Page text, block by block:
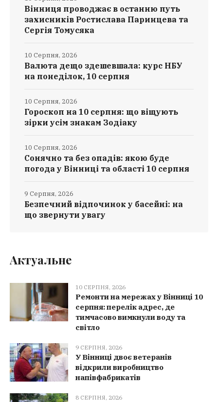
Вінниця проводжає в останню путь
захисників Ростислава Паринцева та
Сергія Томусяка
Валюта дещо здешевшала: курс НБУ
на понеділок, 10 серпня
10 Серпня, 2026
Гороскоп на 10 серпня: що віщують
зірки усім знакам Зодіаку
10 Серпня, 2026
Сонячно та без опадів: якою буде
погода у Вінниці та області 10 серпня
10 Серпня, 2026
Безпечний відпочинок у басейні: на
що звернути увагу
9 Серпня, 2026
Актуальне
10 СЕРПНЯ, 2026
Ремонти на мережах у Вінниці 10
серпня: перелік адрес, де
тимчасово вимкнули воду та
світло
9 СЕРПНЯ, 2026
У Вінниці двоє ветеранів
відкрили виробництво
напівфабрикатів
8 СЕРПНЯ, 2026